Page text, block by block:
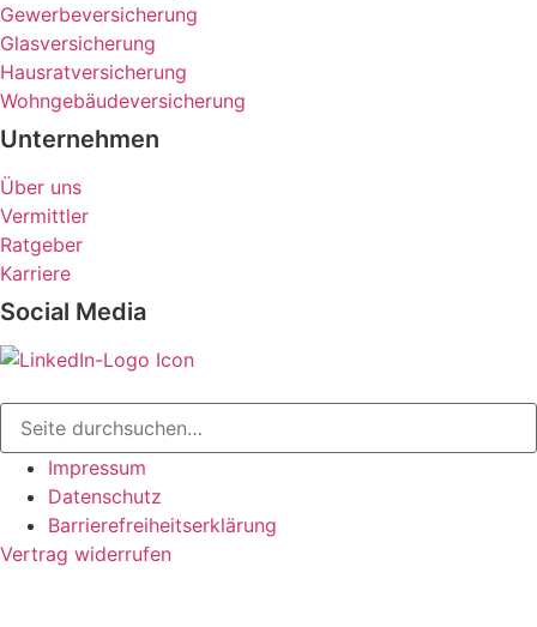
Gewerbeversicherung
Glasversicherung
Hausratversicherung
Wohngebäudeversicherung
Unternehmen
Über uns
Vermittler
Ratgeber
Karriere
Social Media
Impressum
Datenschutz
Barrierefreiheitserklärung
Vertrag widerrufen